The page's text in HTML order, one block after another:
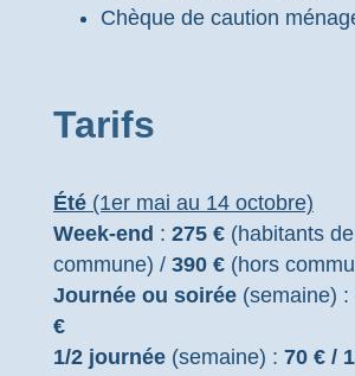
Chèque de caution
Tarifs
Été (1er mai au 14 octobre)
Week-end : 275 € (habitants
commune) / 390 € (hors
Journée ou soirée (semaine) :
€
1/2 journée (semaine) : 70 € /